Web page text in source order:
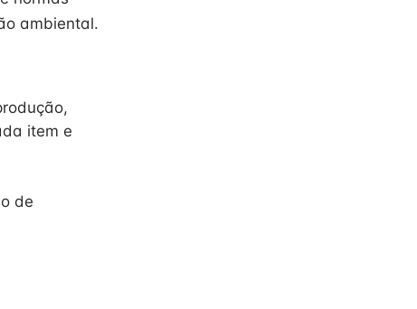
ambiental.
item e
de